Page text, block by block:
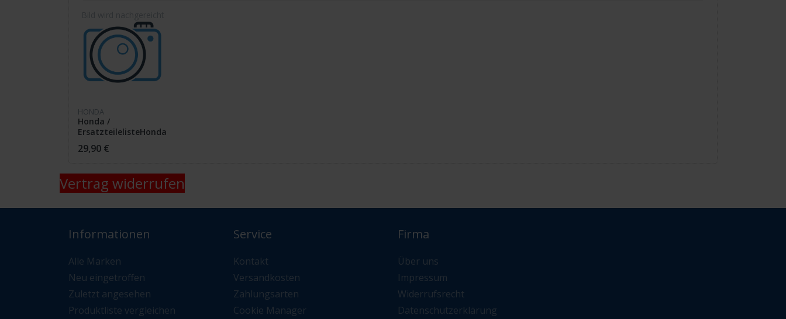
HONDA
Honda /
ErsatzteilelisteHonda
XL 125 K2 K3 1338224
/29,90 €
Vertrag widerrufen
Informationen
Alle Marken
Neu eingetroffen
Zuletzt angesehen
Produktliste vergleichen
Service
Kontakt
Versandkosten
Zahlungsarten
Cookie Manager
Firma
Über uns
Impressum
Widerrufsrecht
Datenschutzerklärung